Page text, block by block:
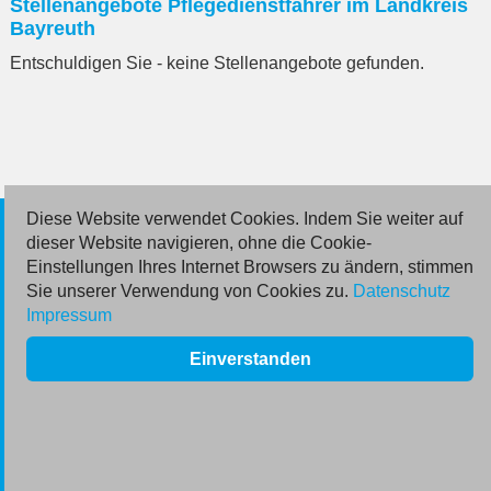
eingeben
Stellenangebote Pflegedienstfahrer im Landkreis
Bayreuth
Entschuldigen Sie - keine Stellenangebote gefunden.
© 2026 Deutsche Jobmarkt GmbH
Inserieren
Kontakt
AGB
Diese Website verwendet Cookies. Indem Sie weiter auf
dieser Website navigieren, ohne die Cookie-
Einstellungen Ihres Internet Browsers zu ändern, stimmen
Sie unserer Verwendung von Cookies zu. Datenschutz
Impressum
Einverstanden